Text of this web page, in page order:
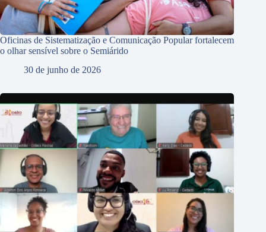
Oficinas de Sistematização e Comunicação Popular fortalecem
o olhar sensível sobre o Semiárido
30 de junho de 2026